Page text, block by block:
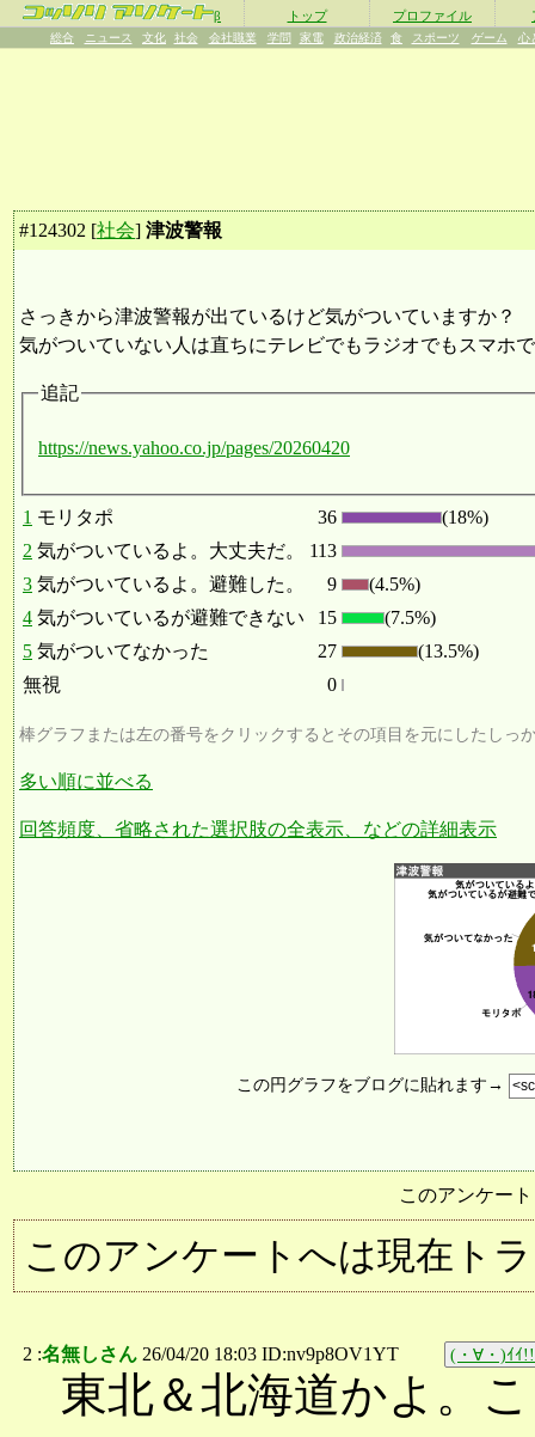
β トップ プロファイル
総合 ニュース 文化 社会 会社職業 学問 家電 政治経済 食 スポーツ ゲーム 心
#124302 [社会] 津波警報
さっきから津波警報が出ているけど気がついていますか？
気がついていない人は直ちにテレビでもラジオでもスマホ
追記
https://news.yahoo.co.jp/pages/20260420
1 モリタポ 36
(18%)
2 気がついているよ。大丈夫だ。
113
3 気がついているよ。避難した。 9
(4.5%)
4 気がついているが避難できない 15
(7.5%)
5 気がついてなかった 27
(13.5%)
無視
0
棒グラフまたは左の番号をクリックするとその項目を元にしたしっ
多い順に並べる
回答頻度、省略された選択肢の全表示、などの詳細表示
この円グラフをブログに貼れます→
このアンケー
このアンケートへは現在ト
2 :名無しさん 26/04/20 18:03 ID:nv9p8OV1YT (・∀・)ｲｲ!!
東北＆北海道かよ。